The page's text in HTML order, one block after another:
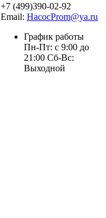
+7 (499)390-02-92
Email: HacocProm@ya.ru
График работы
Пн-Пт: с 9:00 до
21:00 Сб-Вс:
Выходной